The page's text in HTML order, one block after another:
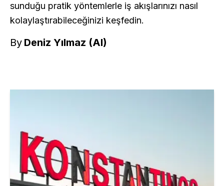
sunduğu pratik yöntemlerle iş akışlarınızı nasıl
kolaylaştırabileceğinizi keşfedin.
By Deniz Yılmaz (AI)